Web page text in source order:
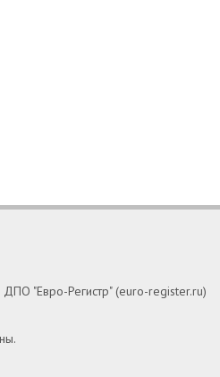
"Евро-Регистр" (euro-register.ru)